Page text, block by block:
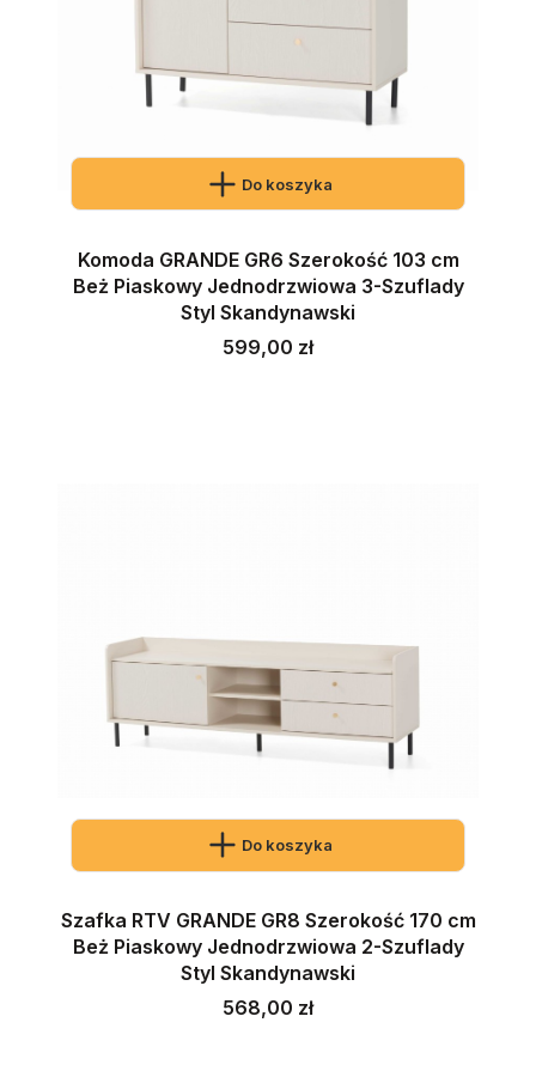
Do koszyka
Komoda GRANDE GR6 Szerokość 103 cm
Beż Piaskowy Jednodrzwiowa 3-Szuflady
Styl Skandynawski
Cena
599,00 zł
Do koszyka
Szafka RTV GRANDE GR8 Szerokość 170 cm
Beż Piaskowy Jednodrzwiowa 2-Szuflady
Styl Skandynawski
Cena
568,00 zł